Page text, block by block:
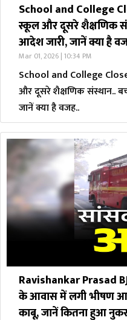
School and College
स्कूल और दूसरे शैक्षणिक
आदेश जारी, जानें क्या है
Mar 01, 2026 | 10:34 PM
School and College
और दूसरे शैक्षणिक संस्थान..
जानें क्या है वजह..
Ravishankar Prasad
के आवास में लगी भीषण
काबू, जानें कितना हुआ